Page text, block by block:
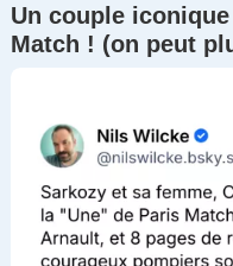
Un couple
Match ! (on peut